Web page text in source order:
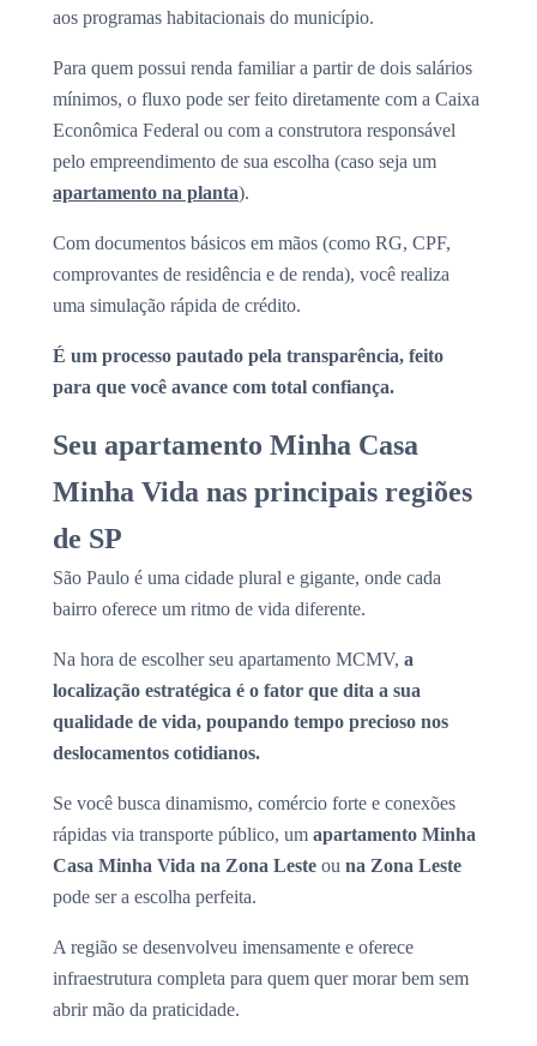
aos programas habitacionais do município.
Para quem possui renda familiar a partir de dois salários
mínimos, o fluxo pode ser feito diretamente com a Caixa
Econômica Federal ou com a construtora responsável
pelo empreendimento de sua escolha (caso seja um
apartamento na planta).
Com documentos básicos em mãos (como RG, CPF,
comprovantes de residência e de renda), você realiza
uma simulação rápida de crédito.
É um processo pautado pela transparência, feito
para que você avance com total confiança.
Seu apartamento Minha Casa
Minha Vida nas principais regiões
de SP
São Paulo é uma cidade plural e gigante, onde cada
bairro oferece um ritmo de vida diferente.
Na hora de escolher seu apartamento MCMV, a
localização estratégica é o fator que dita a sua
qualidade de vida, poupando tempo precioso nos
deslocamentos cotidianos.
Se você busca dinamismo, comércio forte e conexões
rápidas via transporte público, um apartamento Minha
Casa Minha Vida na Zona Leste ou na Zona Leste
pode ser a escolha perfeita.
A região se desenvolveu imensamente e oferece
infraestrutura completa para quem quer morar bem sem
abrir mão da praticidade.